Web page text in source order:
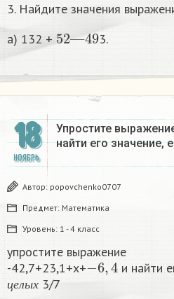
3. Найдите значения
а) 132 +
52 49
3.
18
НОЯБРЬ
Упростите
найти его значение,
Автор: popovchenko0707
Предмет: Математика
Уровень: 1 - 4 класс
упростите выражение
-42,7+23,1+x+
−6,4
и найти
ц ел ых
целых
3/7